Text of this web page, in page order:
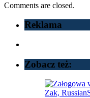
Comments are closed.
Reklama
Zobacz też: